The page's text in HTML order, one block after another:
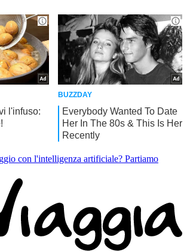
con l'intelligenza artificiale? Partiamo